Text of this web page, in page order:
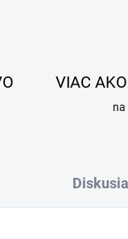
VIAC
na
Diskusia